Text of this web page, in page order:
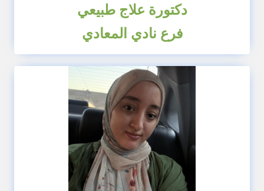
دكتورة علاج طبيعي
فرع نادي المعادي